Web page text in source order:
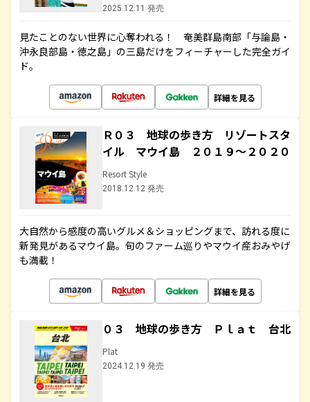
2025.12.11 発売
見たことのない世界に心奪われる！ 奄美群島南部「与論島・
沖永良部島・徳之島」の三島だけをフィーチャーした完全ガイ
ド。
詳細を見る
Ｒ０３ 地球の歩き方 リゾートスタ
イル マウイ島 ２０１９～２０２０
Resort Style
2018.12.12 発売
大自然から感度の高いグルメ＆ショッピングまで、訪れる度に
新発見があるマウイ島。旬のファーム巡りやマウイ産おみやげ
も満載！
詳細を見る
０３ 地球の歩き方 Ｐｌａｔ 台北
Plat
2024.12.19 発売